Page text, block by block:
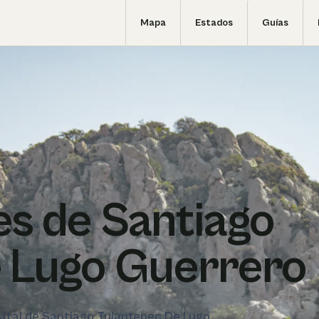
Mapa Estados Guías
de Santiago
Guerrero